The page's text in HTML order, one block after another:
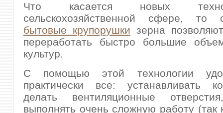
Что касается новых
сельскохозяйственной сфере, то
бытовые крупорушки зерна
переработать быстро большие
культур.
С помощью этой технологии
практически все: устанавливать
делать вентиляционные
выполнять очень сложную работу (так